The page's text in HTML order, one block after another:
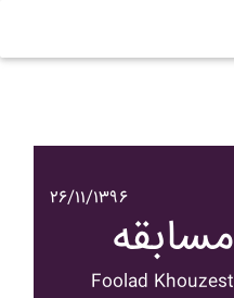
۲۶/۱۱/۱۳۹۶
Foolad